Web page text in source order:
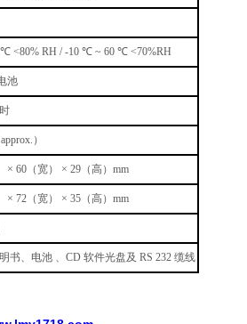
℃ <80% RH /-10 ℃ ~60 ℃ <70%RH
池
approx.）
× 60（ 宽） × 29（高）mm
× 72（ 宽） × 35（高）mm
书、电池 、CD软件光盘及 RS 232缆线